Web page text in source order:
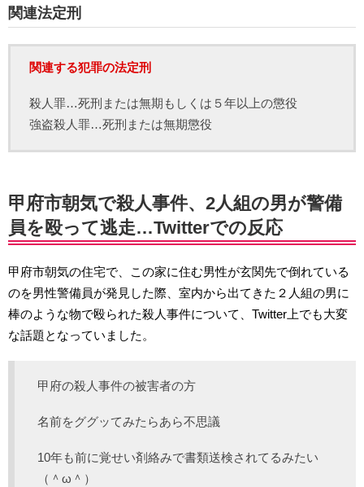
関連法定刑
関連する犯罪の法定刑
殺人罪…死刑または無期もしくは５年以上の懲役
強盗殺人罪…死刑または無期懲役
甲府市朝気で殺人事件、2人組の男が警備
員を殴って逃走…Twitterでの反応
甲府市朝気の住宅で、この家に住む男性が玄関先で倒れている
のを男性警備員が発見した際、室内から出てきた２人組の男に
棒のような物で殴られた殺人事件について、Twitter上でも大変
な話題となっていました。
甲府の殺人事件の被害者の方
名前をググッてみたらあら不思議
10年も前に覚せい剤絡みで書類送検されてるみたい
（＾ω＾）